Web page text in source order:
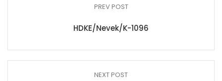
PREV POST
HDKE/Nevek/K-1096
NEXT POST